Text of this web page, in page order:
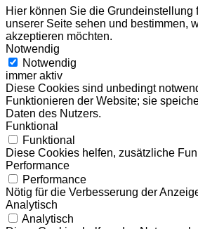
Hier können Sie die Grundeinstellung
unserer Seite sehen und bestimmen,
akzeptieren möchten.
Notwendig
Notwendig
immer aktiv
Diese Cookies sind unbedingt
Funktionieren der Website; sie
Daten des Nutzers.
Funktional
Funktional
Diese Cookies helfen, zusätzliche
Performance
Performance
Nötig für die Verbesserung der
Analytisch
Analytisch